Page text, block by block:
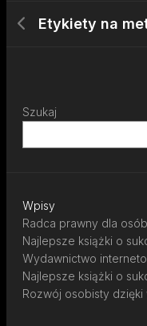
Szukaj
Wpisy
Radca prawny dla
Najlepsze książki o
Wydawnictwo
Najlepsze książki o
Rozwój osobisty